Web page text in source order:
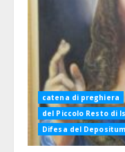
catena di preghiera
del Piccolo Resto di
Difesa del